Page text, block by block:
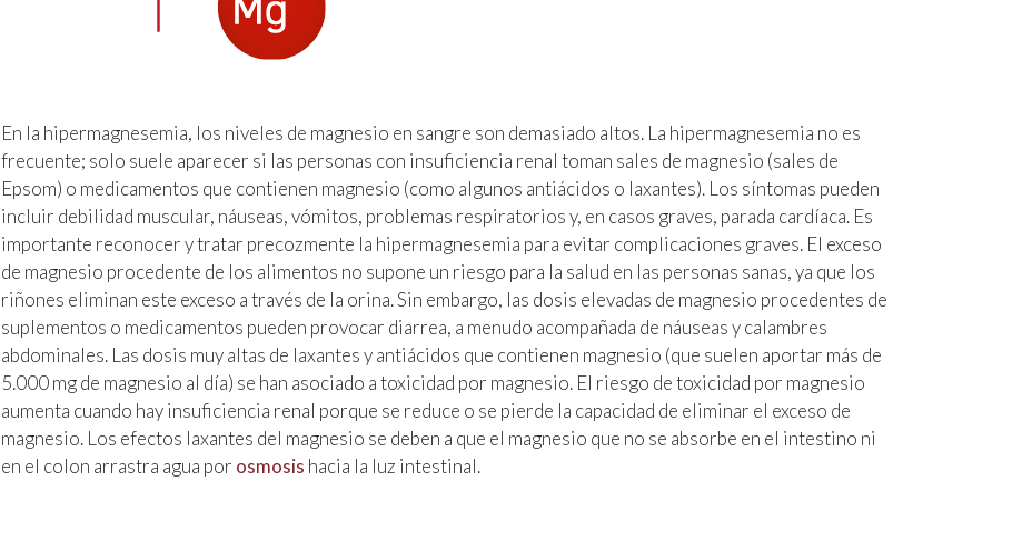
En la hipermagnesemia, los niveles de magnesio en sangre son demasiado altos. La hipermagnesemia no es
frecuente; solo suele aparecer si las personas con insuficiencia renal toman sales de magnesio (sales de
Epsom) o medicamentos que contienen magnesio (como algunos antiácidos o laxantes). Los síntomas pueden
incluir debilidad muscular, náuseas, vómitos, problemas respiratorios y, en casos graves, parada cardíaca. Es
importante reconocer y tratar precozmente la hipermagnesemia para evitar complicaciones graves. El exceso
de magnesio procedente de los alimentos no supone un riesgo para la salud en las personas sanas, ya que los
riñones eliminan este exceso a través de la orina. Sin embargo, las dosis elevadas de magnesio procedentes de
suplementos o medicamentos pueden provocar diarrea, a menudo acompañada de náuseas y calambres
abdominales. Las dosis muy altas de laxantes y antiácidos que contienen magnesio (que suelen aportar más de
5.000 mg de magnesio al día) se han asociado a toxicidad por magnesio. El riesgo de toxicidad por magnesio
aumenta cuando hay insuficiencia renal porque se reduce o se pierde la capacidad de eliminar el exceso de
magnesio. Los efectos laxantes del magnesio se deben a que el magnesio que no se absorbe en el intestino ni
en el colon arrastra agua por osmosis hacia la luz intestinal.